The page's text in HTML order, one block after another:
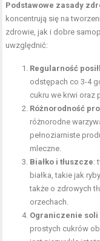
Podstawowe zasady
koncentrują się na
zdrowie, jak i dobre
uwzględnić:
Regularność
odstępach co 3-4
cukru we krwi oraz
Różnorodność
różnorodne
pełnoziarniste
mleczne.
Białko i tłuszcze:
białka, takie jak
także o zdrowych
orzechach.
Ograniczenie
prostych cukrów